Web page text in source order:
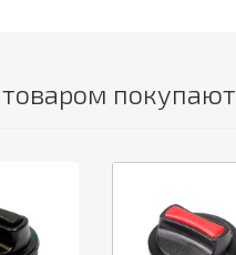
покупают